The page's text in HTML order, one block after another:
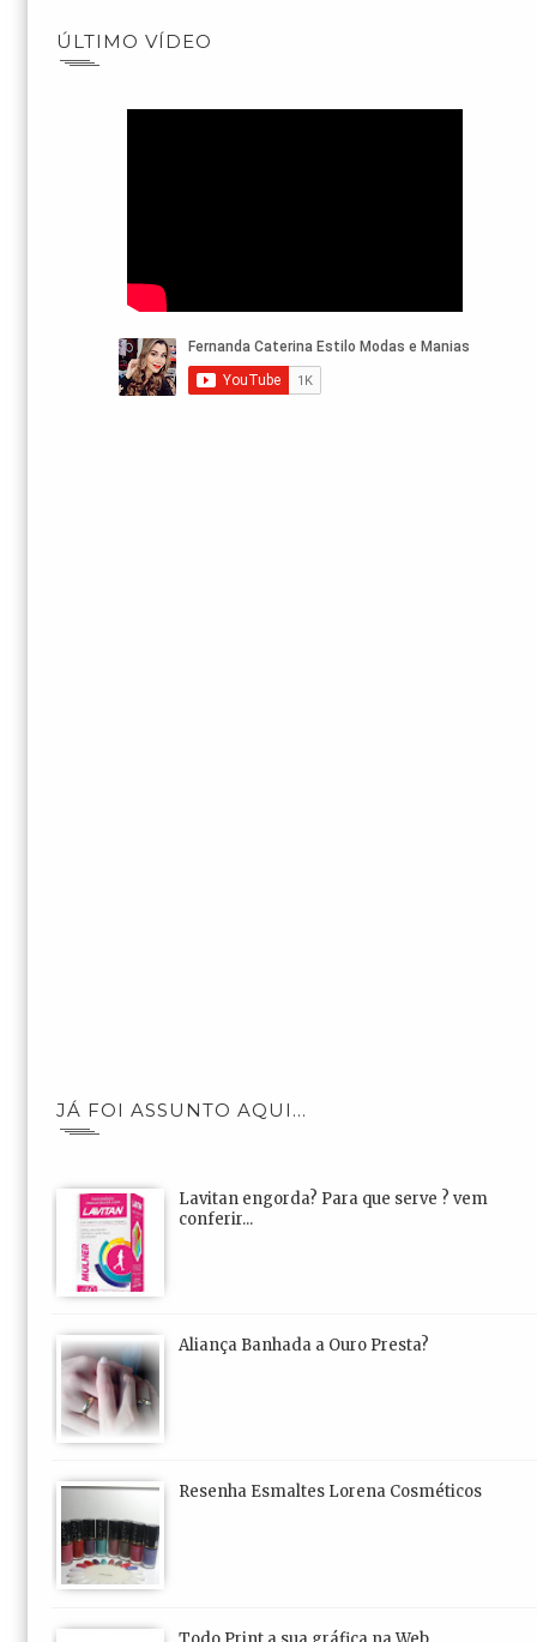
ÚLTIMO VÍDEO
JÁ FOI ASSUNTO AQUI...
Lavitan engorda? Para que serve ? vem
conferir...
Aliança Banhada a Ouro Presta?
Resenha Esmaltes Lorena Cosméticos